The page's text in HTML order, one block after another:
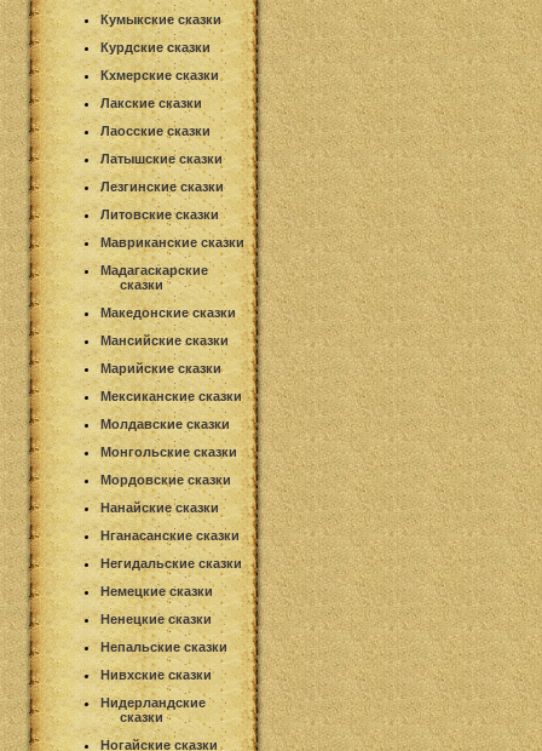
Кумыкские сказки
Курдские сказки
Кхмерские сказки
Лакские сказки
Лаосские сказки
Латышские сказки
Лезгинские сказки
Литовские сказки
Мавриканские сказки
Мадагаскарские
сказки
Македонские сказки
Мансийские сказки
Марийские сказки
Мексиканские сказки
Молдавские сказки
Монгольские сказки
Мордовские сказки
Нанайские сказки
Нганасанские сказки
Негидальские сказки
Немецкие сказки
Ненецкие сказки
Непальские сказки
Нивхские сказки
Нидерландские
сказки
Ногайские сказки